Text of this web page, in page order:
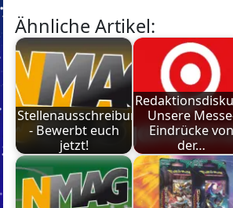
Ähnliche Artikel:
Stellenausschreibung
- Bewerbt euch
jetzt!
Unsere
Eindrücke von
der…